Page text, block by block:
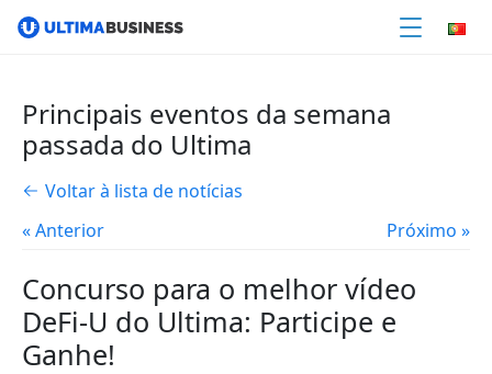
Principais eventos da semana
passada do Ultima
Voltar à lista de notícias
« Anterior
Próximo »
Concurso para o melhor vídeo
DeFi-U do Ultima: Participe e
Ganhe!